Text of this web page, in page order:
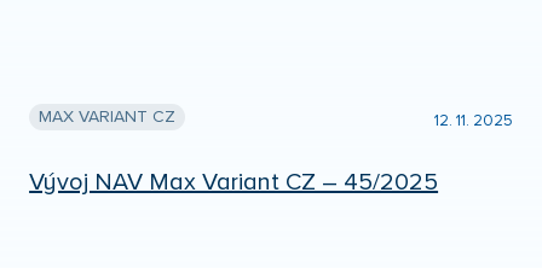
MAX VARIANT CZ 12. 11. 2025
Vývoj NAV Max Variant CZ – 45/2025